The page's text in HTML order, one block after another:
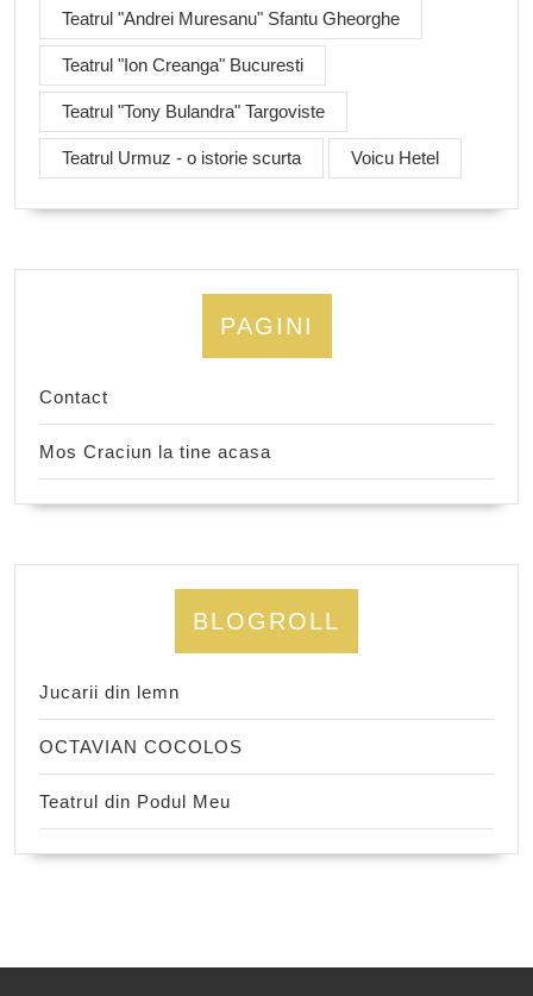
Teatrul "Andrei Muresanu" Sfantu Gheorghe
Teatrul "Ion Creanga" Bucuresti
Teatrul "Tony Bulandra" Targoviste
Teatrul Urmuz - o istorie scurta Voicu Hetel
PAGINI
Contact
Mos Craciun la tine acasa
BLOGROLL
Jucarii din lemn
OCTAVIAN COCOLOS
Teatrul din Podul Meu